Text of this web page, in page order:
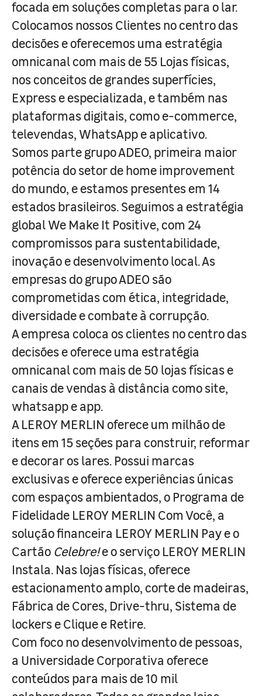
focada em soluções completas para o lar.
Colocamos nossos Clientes no centro das
decisões e oferecemos uma estratégia
omnicanal com mais de 55 Lojas físicas,
nos conceitos de grandes superfícies,
Express e especializada, e também nas
plataformas digitais, como e-commerce,
televendas, WhatsApp e aplicativo.
Somos parte grupo ADEO, primeira maior
potência do setor de home improvement
do mundo, e estamos presentes em 14
estados brasileiros. Seguimos a estratégia
global We Make It Positive, com 24
compromissos para sustentabilidade,
inovação e desenvolvimento local. As
empresas do grupo ADEO são
comprometidas com ética, integridade,
diversidade e combate à corrupção.
A empresa coloca os clientes no centro das
decisões e oferece uma estratégia
omnicanal com mais de 50 lojas físicas e
canais de vendas à distância como site,
whatsapp e app.
A LEROY MERLIN oferece um milhão de
itens em 15 seções para construir, reformar
e decorar os lares. Possui marcas
exclusivas e oferece experiências únicas
com espaços ambientados, o Programa de
Fidelidade LEROY MERLIN Com Você, a
solução financeira LEROY MERLIN Pay e o
Cartão Celebre!e o serviço LEROY MERLIN
Instala. Nas lojas físicas, oferece
estacionamento amplo, corte de madeiras,
Fábrica de Cores, Drive-thru, Sistema de
lockers e Clique e Retire.
Com foco no desenvolvimento de pessoas,
a Universidade Corporativa oferece
conteúdos para mais de 10 mil